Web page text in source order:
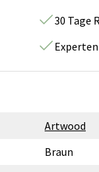
30 Tage
Artwood
Braun